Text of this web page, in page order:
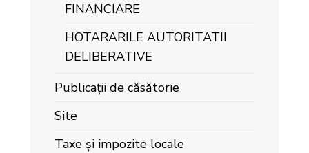
FINANCIARE
HOTARARILE AUTORITATII
DELIBERATIVE
Publicații de căsătorie
Site
Taxe și impozite locale